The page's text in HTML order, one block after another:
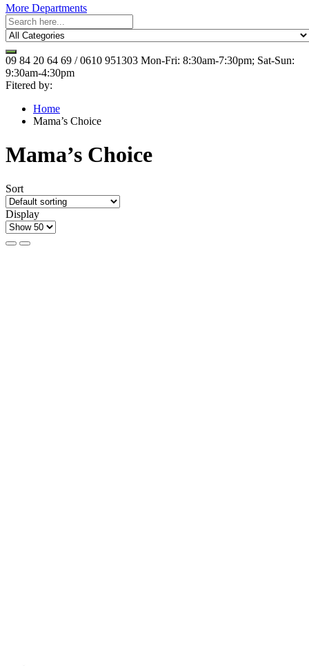
More Departments
09 84 20 64 69 / 0610 951303 Mon-Fri: 8:30am-7:30pm; Sat-Sun:
9:30am-4:30pm
Fitered by:
Home
Mama’s Choice
Mama’s Choice
Sort
Display